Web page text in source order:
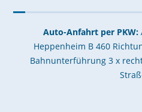
Auto-Anfahrt per PKW:
Heppenheim B 460
Bahnunterführung 3 x